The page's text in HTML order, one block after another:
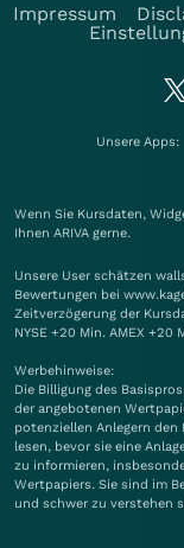
Impressum
Unsere Apps:
Wenn Sie Kursdaten,
Ihnen ARIVA gerne.
Unsere User schätzen
Bewertungen bei
Zeitverzögerung der
NYSE +20 Min. AMEX
Werbehinweise:
Die Billigung des
der angebotenen
potenziellen Anlegern
lesen, bevor sie eine
zu informieren,
Wertpapiers. Sie sind im
und schwer zu verstehen